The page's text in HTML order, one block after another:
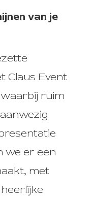
van je
Claus Event
ruim
we er een
met